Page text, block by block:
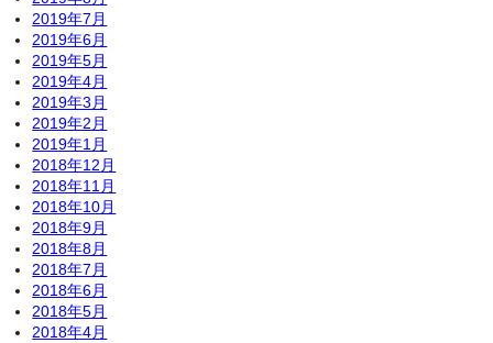
2019年7月
2019年6月
2019年5月
2019年4月
2019年3月
2019年2月
2019年1月
2018年12月
2018年11月
2018年10月
2018年9月
2018年8月
2018年7月
2018年6月
2018年5月
2018年4月